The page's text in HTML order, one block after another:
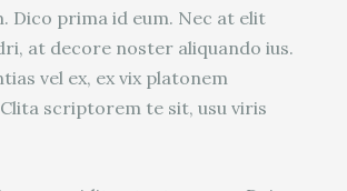
Dico prima id eum. Nec at elit
at decore noster aliquando ius.
vel ex, ex vix platonem
scriptorem te sit, usu viris